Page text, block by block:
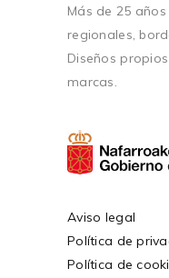
Más de 25
regionales,
Diseños
marcas.
Aviso legal
Política de
Política de